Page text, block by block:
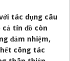
tác dụng câu
tín đồ còn
đảm nhiệm,
công tác